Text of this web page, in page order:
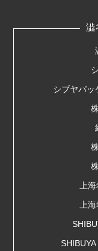
澁
シブヤパッ
上
上